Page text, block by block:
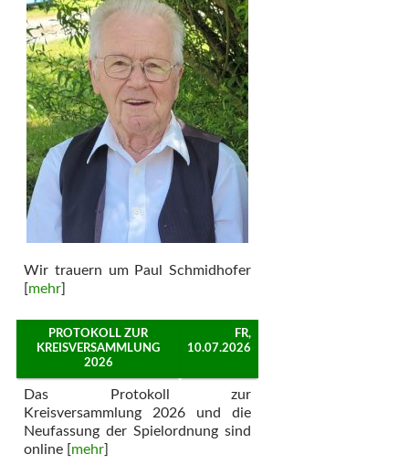
Wir trauern um Paul Schmidhofer
[mehr]
PROTOKOLL ZUR
KREISVERSAMMLUNG
2026
FR,
10.07.2026
Das Protokoll zur
Kreisversammlung 2026 und die
Neufassung der Spielordnung sind
online [mehr]